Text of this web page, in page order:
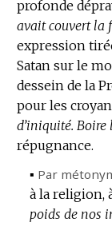
profonde
avait couvert la
expression
Satan sur le
dessein de la
pour les
d’iniquité. Boire
répugnance.
▪ Par
à la religion,
poids de nos